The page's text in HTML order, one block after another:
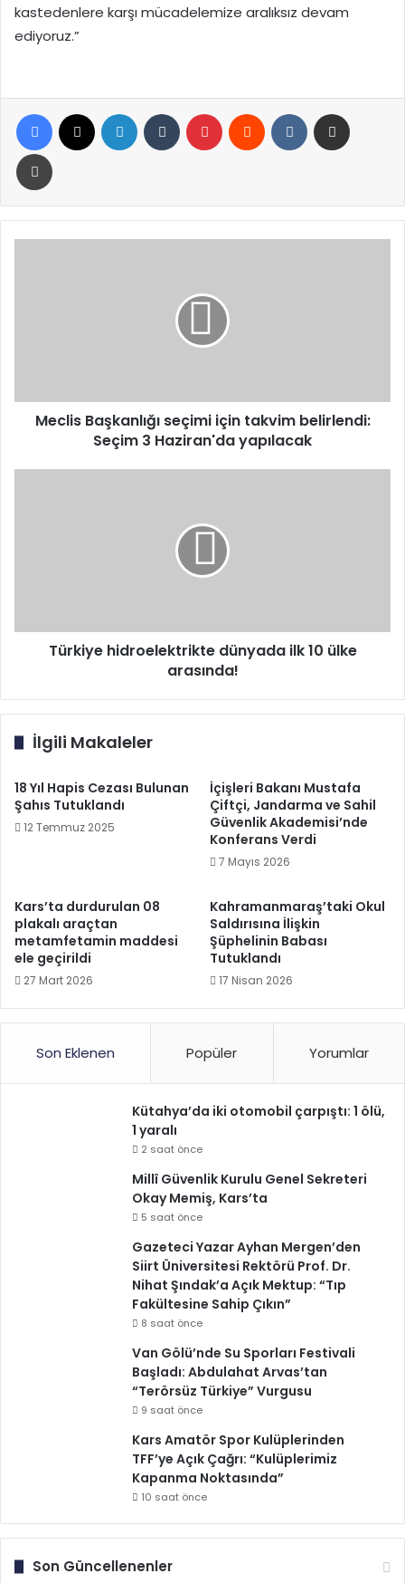
kastedenlere karşı mücadelemize aralıksız devam
ediyoruz.”
Facebook LinkedIn Tumblr Pinterest Reddit VKontakte
Yazdır
Haziran'da
yapılacak
Meclis Başkanlığı seçimi için takvim belirlendi:
Seçim 3 Haziran'da yapılacak
Türkiye hidroelektrikte dünyada ilk 10 ülke
arasında!
İlgili Makaleler
18 Yıl Hapis Cezası Bulunan
Şahıs Tutuklandı
12 Temmuz 2025
İçişleri Bakanı Mustafa
Çiftçi, Jandarma ve Sahil
Güvenlik Akademisi’nde
Konferans Verdi
7 Mayıs 2026
Kars’ta durdurulan 08
plakalı araçtan
metamfetamin maddesi
ele geçirildi
27 Mart 2026
Kahramanmaraş’taki Okul
Saldırısına İlişkin
Şüphelinin Babası
Tutuklandı
17 Nisan 2026
Son Eklenen Popüler Yorumlar
Kütahya’da iki otomobil çarpıştı: 1 ölü,
1 yaralı
2 saat önce
Millî Güvenlik Kurulu Genel Sekreteri
Okay Memiş, Kars’ta
5 saat önce
Gazeteci Yazar Ayhan Mergen’den
Siirt Üniversitesi Rektörü Prof. Dr.
Nihat Şındak’a Açık Mektup: “Tıp
Fakültesine Sahip Çıkın”
8 saat önce
Van Gölü’nde Su Sporları Festivali
Başladı: Abdulahat Arvas’tan
“Terörsüz Türkiye” Vurgusu
9 saat önce
Kars Amatör Spor Kulüplerinden
TFF’ye Açık Çağrı: “Kulüplerimiz
Kapanma Noktasında”
10 saat önce
Son Güncellenenler